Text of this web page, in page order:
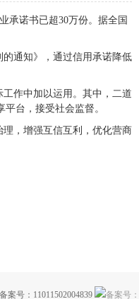
承诺书已超30万份。据全国
通知》，通过信用承诺降低
作中加以运用。其中，二道
台，接受社会监督。
，增强互信互利，优化营商
案号：11011502004839 备案号：